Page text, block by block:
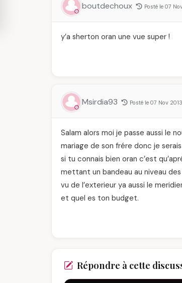
boutdechoux Posté le 07
y’a sherton oran une vue super !
Msirdia93 Posté le 07 Nov
Salam alors moi je passe aussi le
mariage de son frére donc je
si tu connais bien oran c’est
mettant un bandeau au niveau
vu de l’exterieur ya aussi le
et quel es ton budget.
Répondre à cette